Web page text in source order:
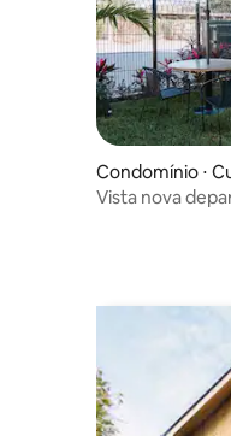
Condomínio ⋅
Vista nova